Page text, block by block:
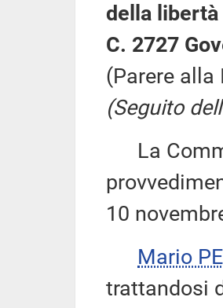
della
C. 2727
(Parere alla
(Seguito
La
10
Mario
trattandosi